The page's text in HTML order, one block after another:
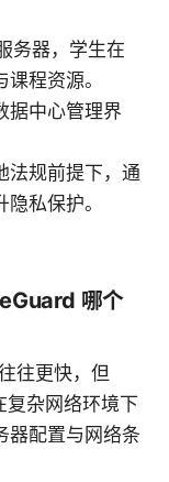
务器，学生在
程资源。
据中心管理界
法规前提下，通
私保护。
哪个
往更快，但
复杂网络环境下
器配置与网络条